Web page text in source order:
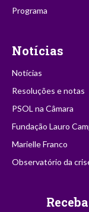
Programa
Notícias
Notícias
Resoluções e notas
PSOL na Câmara
Fundação Lauro
Marielle Franco
Observatório da